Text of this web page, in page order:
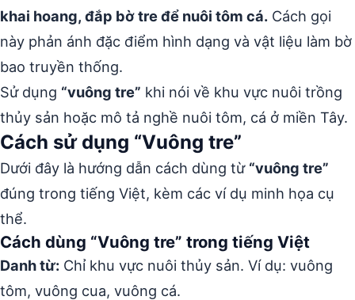
khai hoang, đắp bờ tre để nuôi tôm cá. Cách gọi
này phản ánh đặc điểm hình dạng và vật liệu làm bờ
bao truyền thống.
Sử dụng “vuông tre” khi nói về khu vực nuôi trồng
thủy sản hoặc mô tả nghề nuôi tôm, cá ở miền Tây.
Cách sử dụng “Vuông tre”
Dưới đây là hướng dẫn cách dùng từ “vuông tre”
đúng trong tiếng Việt, kèm các ví dụ minh họa cụ
thể.
Cách dùng “Vuông tre” trong tiếng Việt
Danh từ: Chỉ khu vực nuôi thủy sản. Ví dụ: vuông
tôm, vuông cua, vuông cá.